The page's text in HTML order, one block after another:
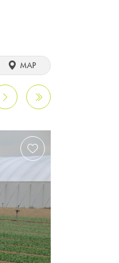
MAP
Page suivantePage précédente